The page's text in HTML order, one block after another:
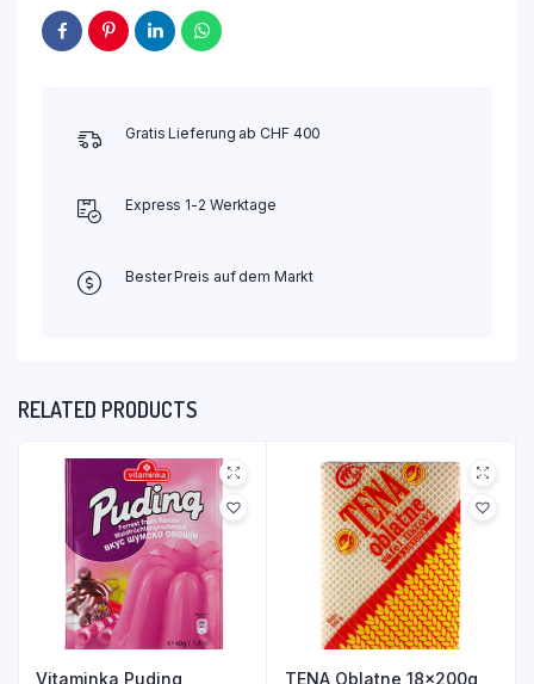
Gratis Lieferung ab CHF 400
Express 1-2 Werktage
Bester Preis auf dem Markt
RELATED PRODUCTS
Vitaminka Puding TENA Oblatne 18x200g